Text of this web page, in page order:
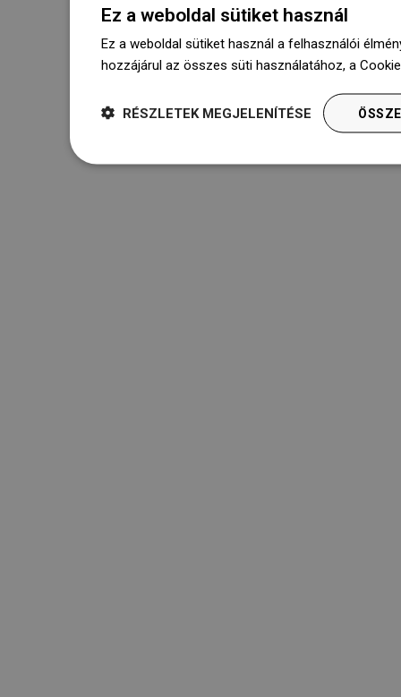
Ez a weboldal sütiket használ
Ez a weboldal sütiket használ a felhasználói
hozzájárul az összes süti használatához, a
RÉSZLETEK MEGJELENÍTÉSE